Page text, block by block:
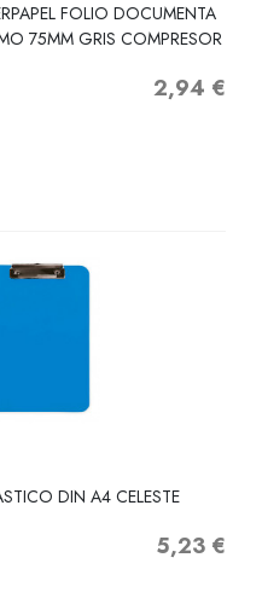
FOLIO DOCUMENTA
75MM GRIS COMPRESOR
Precio
2,94 €
DIN A4 CELESTE
Precio
5,23 €